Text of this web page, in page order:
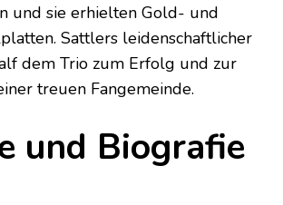
und sie erhielten Gold- und
Sattlers leidenschaftlicher
dem Trio zum Erfolg und zur
treuen Fangemeinde.
und Biografie